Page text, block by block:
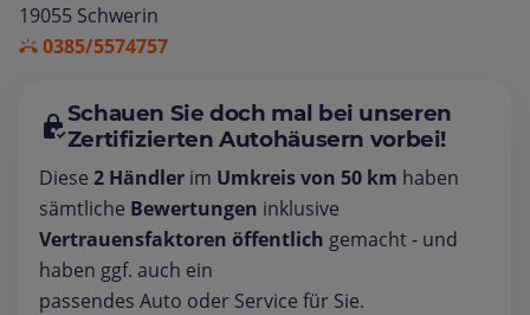
19055 Schwerin
0385/5574757
Schauen Sie doch mal bei unseren
Zertifizierten Autohäusern vorbei!
Diese 2 Händler im Umkreis von 50 km haben
sämtliche Bewertungen inklusive
Vertrauensfaktoren öffentlich gemacht - und
haben ggf. auch ein
passendes Auto oder Service für Sie.